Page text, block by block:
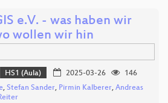
e.V. - was haben wir
wollen wir hin
HS1 (Aula) 2025-03-26
146
, Stefan Sander, Pirmin Kalberer, Andreas